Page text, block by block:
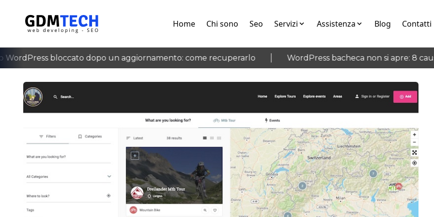
Home Chi sono Seo Servizi Assistenza Blog Contatti
bloccato dopo un aggiornamento: come recuperarlo WordPress bacheca non si apre: 8
‹